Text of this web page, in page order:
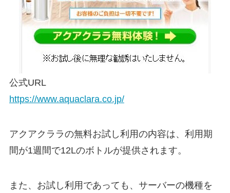
公式URL
https://www.aquaclara.co.jp/
アクアクララの無料お試し利用の内容は、利用期
間が1週間で12Lのボトルが提供されます。
また、お試し利用であっても、サーバーの機種を